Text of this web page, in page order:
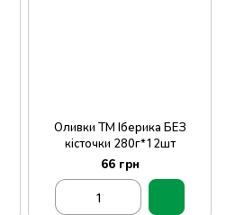
Оливки ТМ Іберика БЕЗ
кісточки 280г*12шт
66 грн